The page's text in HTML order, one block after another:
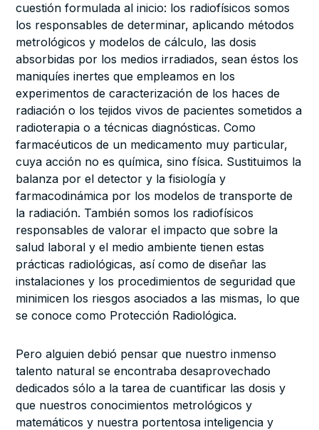
cuestión formulada al inicio: los radiofísicos somos
los responsables de determinar, aplicando métodos
metrológicos y modelos de cálculo, las dosis
absorbidas por los medios irradiados, sean éstos los
maniquíes inertes que empleamos en los
experimentos de caracterización de los haces de
radiación o los tejidos vivos de pacientes sometidos a
radioterapia o a técnicas diagnósticas. Como
farmacéuticos de un medicamento muy particular,
cuya acción no es química, sino física. Sustituimos la
balanza por el detector y la fisiología y
farmacodinámica por los modelos de transporte de
la radiación. También somos los radiofísicos
responsables de valorar el impacto que sobre la
salud laboral y el medio ambiente tienen estas
prácticas radiológicas, así como de diseñar las
instalaciones y los procedimientos de seguridad que
minimicen los riesgos asociados a las mismas, lo que
se conoce como Protección Radiológica.
Pero alguien debió pensar que nuestro inmenso
talento natural se encontraba desaprovechado
dedicados sólo a la tarea de cuantificar las dosis y
que nuestros conocimientos metrológicos y
matemáticos y nuestra portentosa inteligencia y